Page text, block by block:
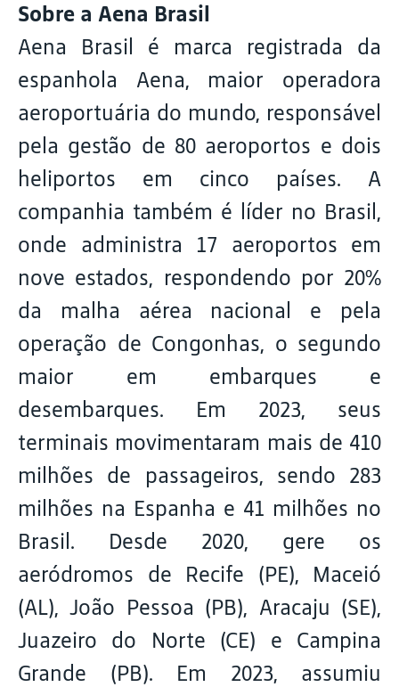
Sobre a Aena Brasil
Aena Brasil é marca registrada da
espanhola Aena, maior operadora
aeroportuária do mundo, responsável
pela gestão de 80 aeroportos e dois
heliportos em cinco países. A
companhia também é líder no Brasil,
onde administra 17 aeroportos em
nove estados, respondendo por 20%
da malha aérea nacional e pela
operação de Congonhas, o segundo
maior em embarques e
desembarques. Em 2023, seus
terminais movimentaram mais de 410
milhões de passageiros, sendo 283
milhões na Espanha e 41 milhões no
Brasil. Desde 2020, gere os
aeródromos de Recife (PE), Maceió
(AL), João Pessoa (PB), Aracaju (SE),
Juazeiro do Norte (CE) e Campina
Grande (PB). Em 2023, assumiu